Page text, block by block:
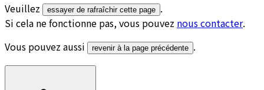
Veuillez essayer de rafraîchir cette page .
Si cela ne fonctionne pas, vous pouvez nous contacter.
Vous pouvez aussi
revenir à la page précédente .